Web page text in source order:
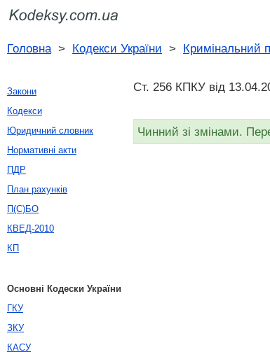
Головна> Кодекси України > Кримінальний
Ст. 256 КПКУ від
Чинний зі змінами.
Закони
Кодекси
Юридичний словник
Нормативні акти
ПДР
План рахунків
П(С)БО
КВЕД-2010
КП
Основні Кодески України
ГКУ
ЗКУ
КАСУ